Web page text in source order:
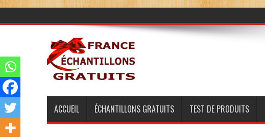
ACCUEIL ÉCHANTILLONS GRATUITS TEST DE PRODUITS